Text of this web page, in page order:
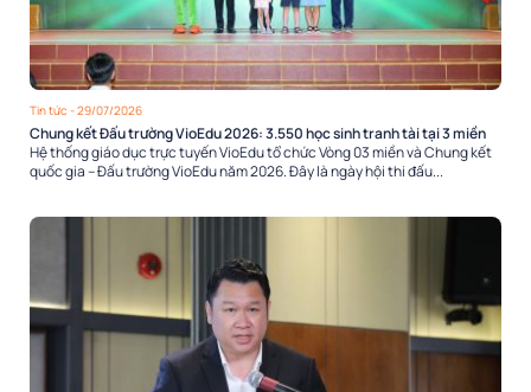
Tin tức - 29/07/2026
Chung kết Đấu trường VioEdu 2026: 3.550 học sinh tranh tài tại 3 miền
Hệ thống giáo dục trực tuyến VioEdu tổ chức Vòng 03 miền và Chung kết
quốc gia – Đấu trường VioEdu năm 2026. Đây là ngày hội thi đấu...